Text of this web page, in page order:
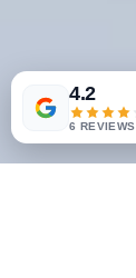
4.2
6 REVIEWS